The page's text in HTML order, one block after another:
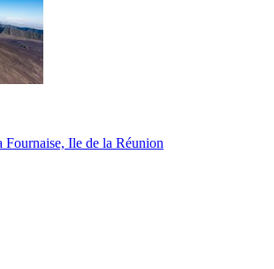
Fournaise, Ile de la Réunion